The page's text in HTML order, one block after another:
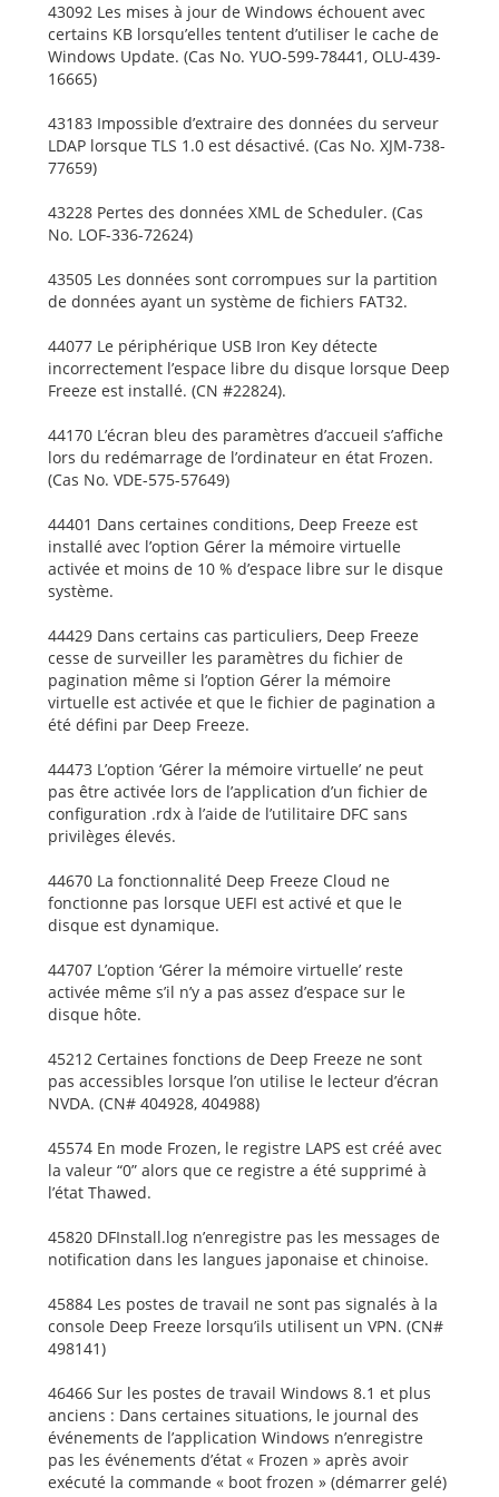
43092 Les mises à jour de Windows échouent avec
certains KB lorsqu’elles tentent d’utiliser le cache de
Windows Update. (Cas No. YUO-599-78441, OLU-439-
16665)
43183 Impossible d’extraire des données du serveur
LDAP lorsque TLS 1.0 est désactivé. (Cas No. XJM-738-
77659)
43228 Pertes des données XML de Scheduler. (Cas
No. LOF-336-72624)
43505 Les données sont corrompues sur la partition
de données ayant un système de fichiers FAT32.
44077 Le périphérique USB Iron Key détecte
incorrectement l’espace libre du disque lorsque Deep
Freeze est installé. (CN #22824).
44170 L’écran bleu des paramètres d’accueil s’affiche
lors du redémarrage de l’ordinateur en état Frozen.
(Cas No. VDE-575-57649)
44401 Dans certaines conditions, Deep Freeze est
installé avec l’option Gérer la mémoire virtuelle
activée et moins de 10 % d’espace libre sur le disque
système.
44429 Dans certains cas particuliers, Deep Freeze
cesse de surveiller les paramètres du fichier de
pagination même si l’option Gérer la mémoire
virtuelle est activée et que le fichier de pagination a
été défini par Deep Freeze.
44473 L’option ‘Gérer la mémoire virtuelle’ ne peut
pas être activée lors de l’application d’un fichier de
configuration .rdx à l’aide de l’utilitaire DFC sans
privilèges élevés.
44670 La fonctionnalité Deep Freeze Cloud ne
fonctionne pas lorsque UEFI est activé et que le
disque est dynamique.
44707 L’option ‘Gérer la mémoire virtuelle’ reste
activée même s’il n’y a pas assez d’espace sur le
disque hôte.
45212 Certaines fonctions de Deep Freeze ne sont
pas accessibles lorsque l’on utilise le lecteur d’écran
NVDA. (CN# 404928, 404988)
45574 En mode Frozen, le registre LAPS est créé avec
la valeur “0” alors que ce registre a été supprimé à
l’état Thawed.
45820 DFInstall.log n’enregistre pas les messages de
notification dans les langues japonaise et chinoise.
45884 Les postes de travail ne sont pas signalés à la
console Deep Freeze lorsqu’ils utilisent un VPN. (CN#
498141)
46466 Sur les postes de travail Windows 8.1 et plus
anciens : Dans certaines situations, le journal des
événements de l’application Windows n’enregistre
pas les événements d’état « Frozen » après avoir
exécuté la commande « boot frozen » (démarrer gelé)